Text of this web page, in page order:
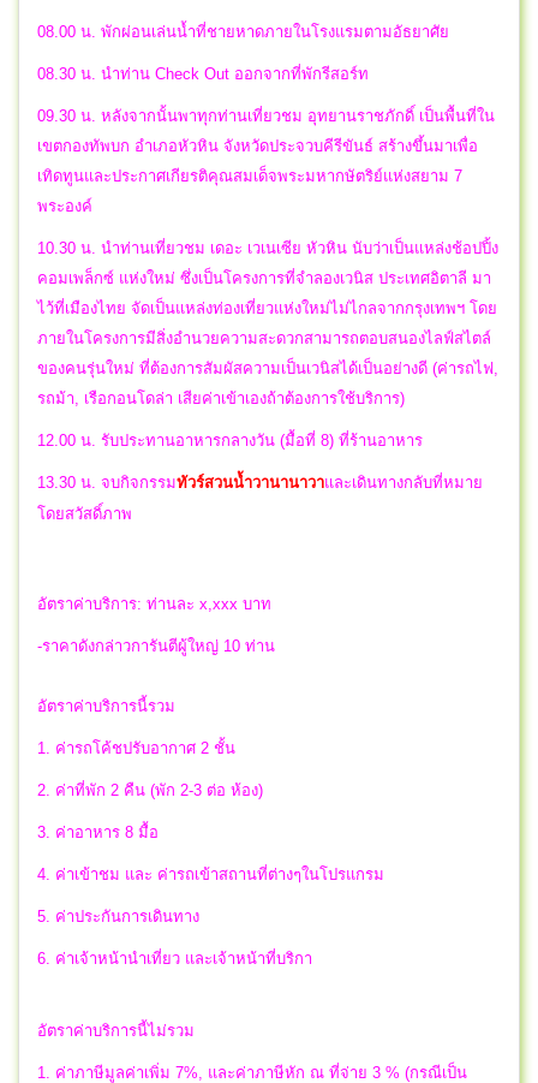
08.00 น. พักผ่อนเล่นน้ำที่ชายหาดภายในโรงแรมตามอัธยาศัย
08.30 น. นำท่าน Check Out ออกจากที่พักรีสอร์ท
09.30 น. หลังจากนั้นพาทุกท่านเที่ยวชม อุทยานราชภักดิ์ เป็นพื้นที่ใน
เขตกองทัพบก อำเภอหัวหิน จังหวัดประจวบคีรีขันธ์ สร้างขึ้นมาเพื่อ
เทิดทูนและประกาศเกียรติคุณสมเด็จพระมหากษัตริย์แห่งสยาม 7
พระองค์
10.30 น. นำท่านเที่ยวชม เดอะ เวเนเซีย หัวหิน นับว่าเป็นแหล่งช้อปปิ้ง
คอมเพล็กซ์ แห่งใหม่ ซึ่งเป็นโครงการที่จำลองเวนิส ประเทศอิตาลี มา
ไว้ที่เมืองไทย จัดเป็นแหล่งท่องเที่ยวแห่งใหม่ไม่ไกลจากกรุงเทพฯ โดย
ภายในโครงการมีสิ่งอำนวยความสะดวกสามารถตอบสนองไลฟ์สไตล์
ของคนรุ่นใหม่ ที่ต้องการสัมผัสความเป็นเวนิสได้เป็นอย่างดี (ค่ารถไฟ,
รถม้า, เรือกอนโดล่า เสียค่าเข้าเองถ้าต้องการใช้บริการ)
12.00 น. รับประทานอาหารกลางวัน (มื้อที่ 8) ที่ร้านอาหาร
13.30 น. จบกิจกรรมทัวร์สวนน้ำวานานาวาและเดินทางกลับที่หมาย
โดยสวัสดิ์ภาพ
อัตราค่าบริการ: ท่านละ x,xxx บาท
-ราคาดังกล่าวการันตีผู้ใหญ่ 10 ท่าน
อัตราค่าบริการนี้รวม
1. ค่ารถโค้ชปรับอากาศ 2 ชั้น
2. ค่าที่พัก 2 คืน (พัก 2-3 ต่อ ห้อง)
3. ค่าอาหาร 8 มื้อ
4. ค่าเข้าชม และ ค่ารถเข้าสถานที่ต่างๆในโปรแกรม
5. ค่าประกันการเดินทาง
6. ค่าเจ้าหน้านำเที่ยว และเจ้าหน้าที่บริกา
อัตราค่าบริการนี้ไม่รวม
1. ค่าภาษีมูลค่าเพิ่ม 7%, และค่าภาษีหัก ณ ที่จ่าย 3 % (กรณีเป็น